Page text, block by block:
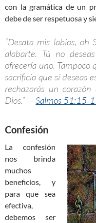
con la gramática de un
debe de ser respetuosa y
“Desata mis labios, oh
alabarte. Tú no
ofrecería uno. Tampoco
sacrificio que sí deseas
rechazarás un
Dios.” — Salmos 51:15-
Confesión
La confesión
nos brinda
muchos
beneficios, y
para que sea
efectiva,
debemos ser